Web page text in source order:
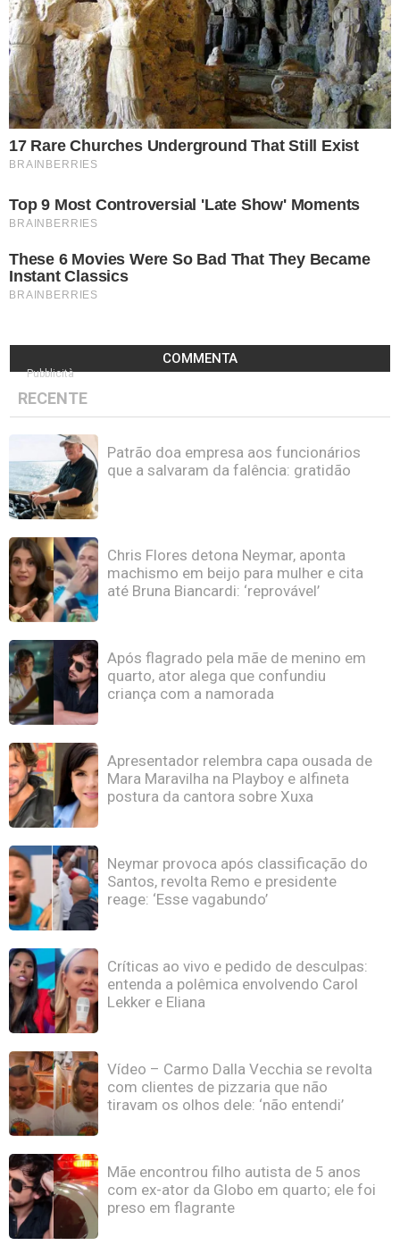
COMMENTA
Pubblicità
RECENTE
Patrão doa empresa aos funcionários
que a salvaram da falência: gratidão
Chris Flores detona Neymar, aponta
machismo em beijo para mulher e cita
até Bruna Biancardi: ‘reprovável’
Após flagrado pela mãe de menino em
quarto, ator alega que confundiu
criança com a namorada
Apresentador relembra capa ousada de
Mara Maravilha na Playboy e alfineta
postura da cantora sobre Xuxa
Neymar provoca após classificação do
Santos, revolta Remo e presidente
reage: ‘Esse vagabundo’
Críticas ao vivo e pedido de desculpas:
entenda a polêmica envolvendo Carol
Lekker e Eliana
Vídeo – Carmo Dalla Vecchia se revolta
com clientes de pizzaria que não
tiravam os olhos dele: ‘não entendi’
Mãe encontrou filho autista de 5 anos
com ex-ator da Globo em quarto; ele foi
preso em flagrante